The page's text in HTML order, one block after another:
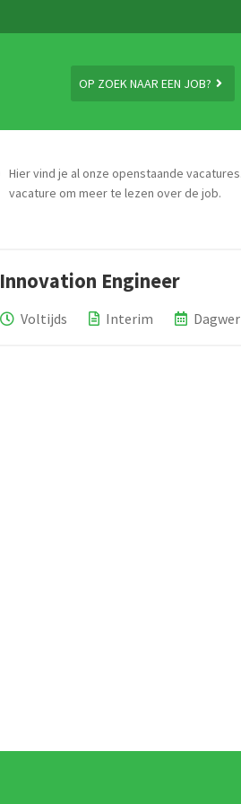
OP ZOEK NAAR EEN JOB?
Hier vind je al onze openstaande
vacature om meer te lezen over de job.
Innovation Engineer
Voltijds Interim